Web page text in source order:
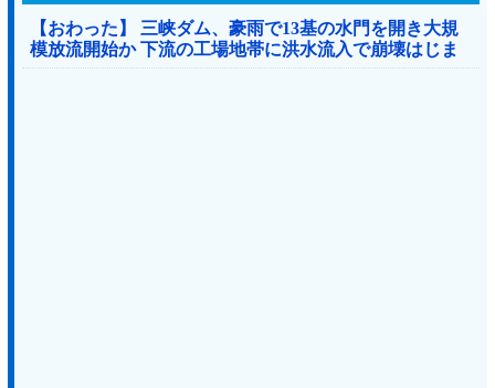
【おわった】 三峡ダム、豪雨で13基の水門を開き大規
模放流開始か 下流の工場地帯に洪水流入で崩壊はじま
る